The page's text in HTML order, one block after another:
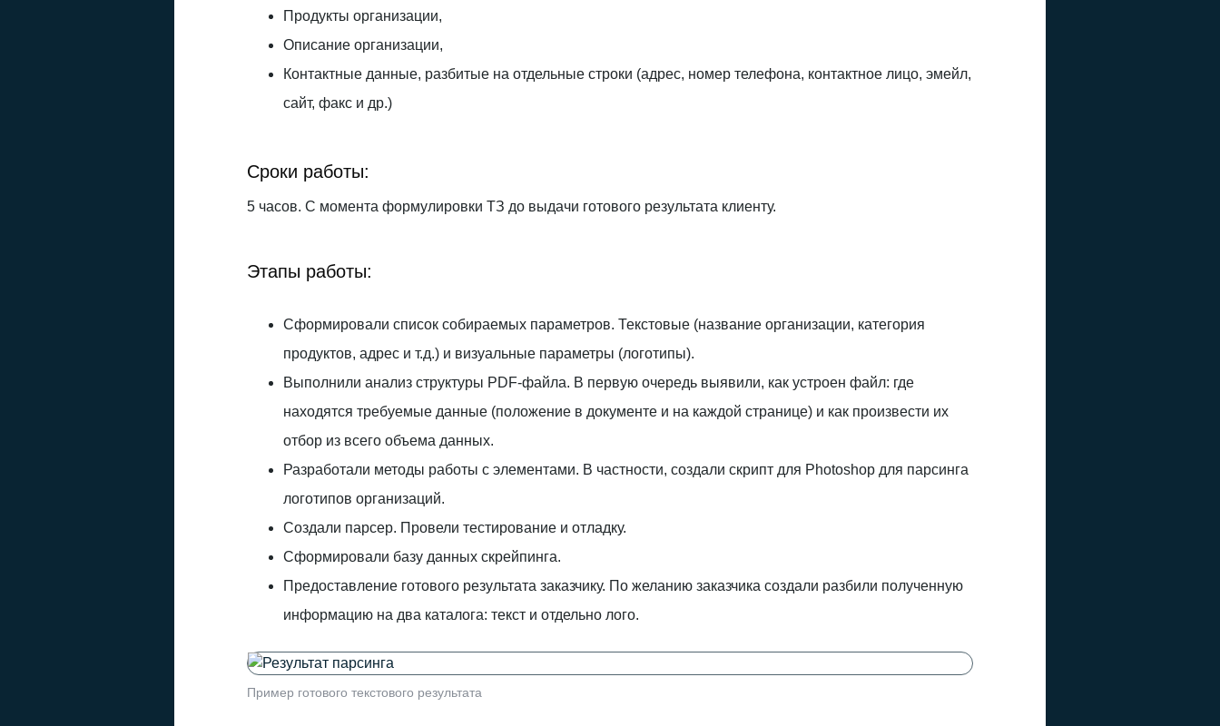
Продукты организации,
Описание организации,
Контактные данные, разбитые на отдельные строки (адрес, номер телефона, контактное лицо, эмейл,
сайт, факс и др.)
Сроки работы:
5 часов. С момента формулировки ТЗ до выдачи готового результата клиенту.
Этапы работы:
Сформировали список собираемых параметров. Текстовые (название организации, категория
продуктов, адрес и т.д.) и визуальные параметры (логотипы).
Выполнили анализ структуры PDF-файла. В первую очередь выявили, как устроен файл: где
находятся требуемые данные (положение в документе и на каждой странице) и как произвести их
отбор из всего объема данных.
Разработали методы работы с элементами. В частности, создали скрипт для Photoshop для парсинга
логотипов организаций.
Создали парсер. Провели тестирование и отладку.
Сформировали базу данных скрейпинга.
Предоставление готового результата заказчику. По желанию заказчика создали разбили полученную
информацию на два каталога: текст и отдельно лого.
Пример готового текстового результата